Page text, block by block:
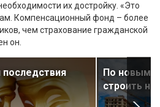
их достройку. «Это
Компенсационный фонд – более
чем страхование гражданской
он.
По новым
строить не